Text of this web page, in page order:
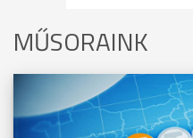
MŰSORAINK